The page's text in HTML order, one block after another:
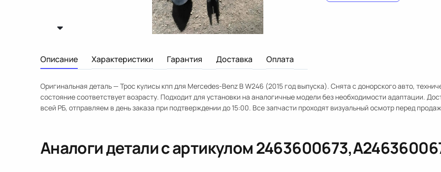
Описание Характеристики Гарантия Доставка Оплата
Оригинальная деталь — Трос кулисы кпп для Mercedes-Benz B W246 (2015 год выпуска). Снята с донорского авто,
состояние соответствует возрасту. Подходит для установки на аналогичные модели без необходимости адаптации.
всей РБ, отправляем в день заказа при подтверждении до 15:00. Все запчасти проходят визуальный осмотр перед
Аналоги детали с артикулом